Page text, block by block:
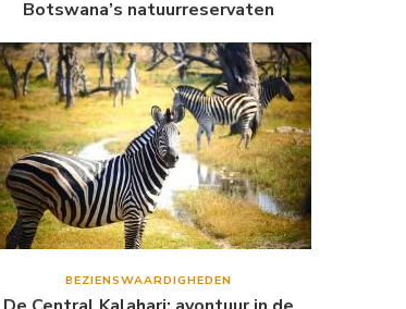
Botswana’s natuurreservaten
BEZIENSWAARDIGHEDEN